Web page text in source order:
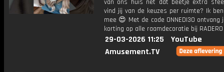
van ons huis net dat beetje extra
vind jij van de keuzes per ruimte? Ik
mee 😍 Met de code ONNEDI30 ontvang
korting op alle raamdecoratie bij RADERO
29-03-2026 11:25
YouTube
Amusement.TV